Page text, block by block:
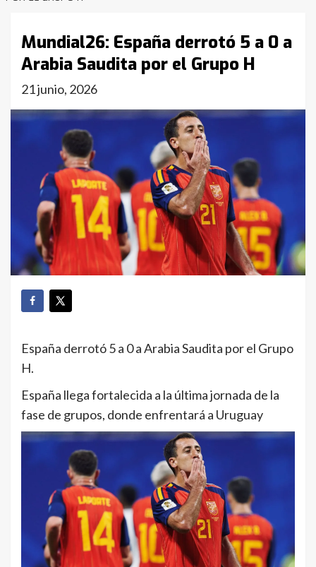
Mundial26: España derrotó 5 a 0 a
Arabia Saudita por el Grupo H
21 junio, 2026
España derrotó 5 a 0 a Arabia Saudita por el Grupo
H.
España llega fortalecida a la última jornada de la
fase de grupos, donde enfrentará a Uruguay